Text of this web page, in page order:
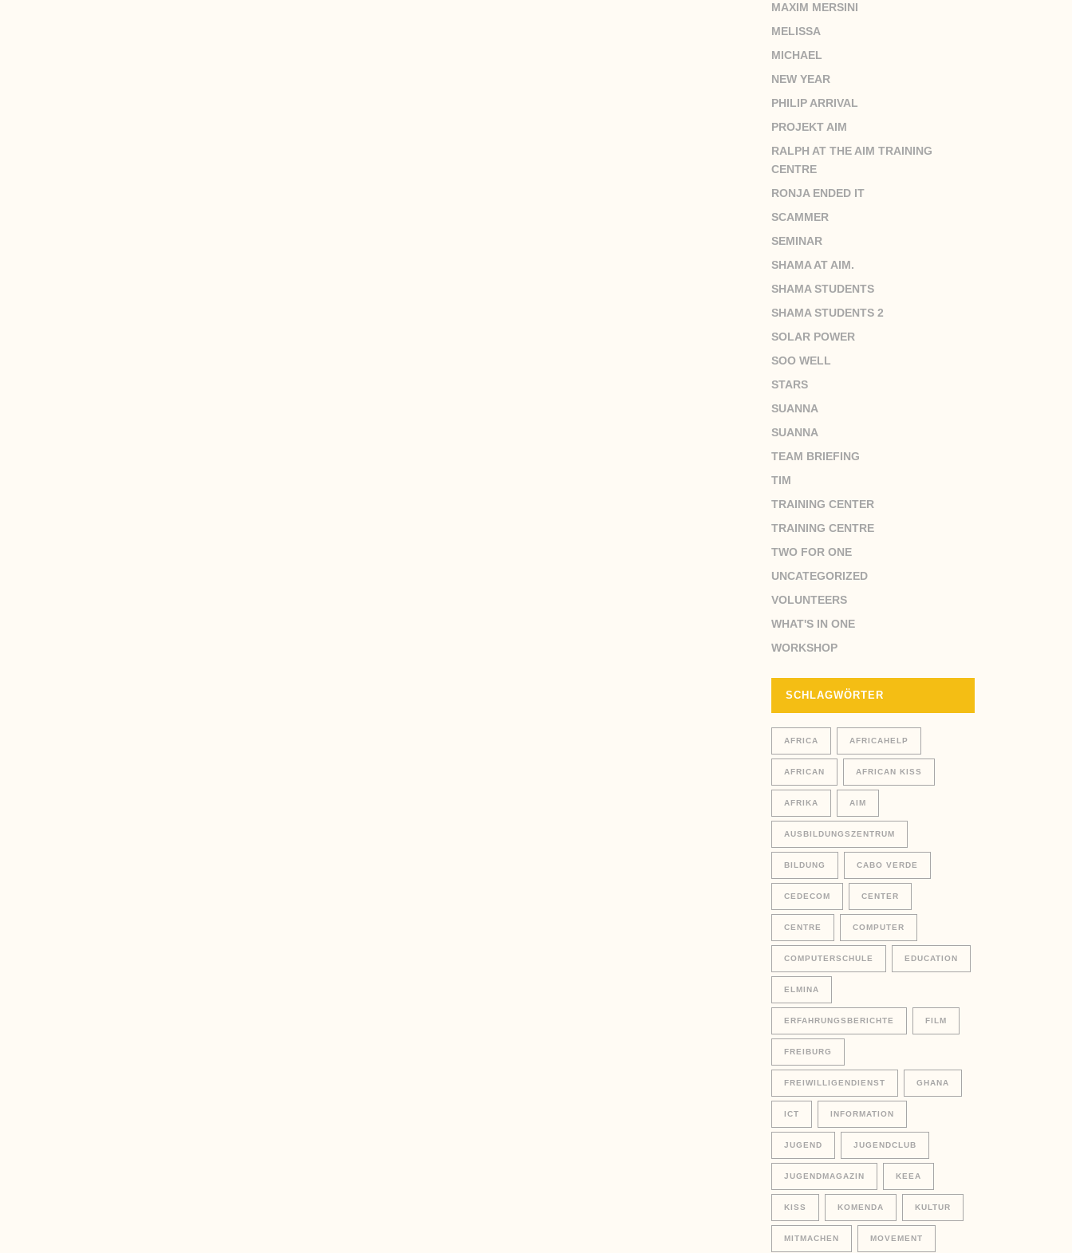
MAXIM MERSINI
MELISSA
MICHAEL
NEW YEAR
PHILIP ARRIVAL
PROJEKT AIM
RALPH AT THE AIM TRAINING
CENTRE
RONJA ENDED IT
SCAMMER
SEMINAR
SHAMA AT AIM.
SHAMA STUDENTS
SHAMA STUDENTS 2
SOLAR POWER
SOO WELL
STARS
SUANNA
SUANNA
TEAM BRIEFING
TIM
TRAINING CENTER
TRAINING CENTRE
TWO FOR ONE
UNCATEGORIZED
VOLUNTEERS
WHAT'S IN ONE
WORKSHOP
SCHLAGWÖRTER
AFRICA AFRICAHELP
AFRICAN AFRICAN KISS
AFRIKA AIM
AUSBILDUNGSZENTRUM
BILDUNG CABO VERDE
CEDECOM CENTER
CENTRE COMPUTER
COMPUTERSCHULE EDUCATION
ELMINA
ERFAHRUNGSBERICHTE FILM
FREIBURG
FREIWILLIGENDIENST GHANA
ICT INFORMATION
JUGEND JUGENDCLUB
JUGENDMAGAZIN KEEA
KISS KOMENDA KULTUR
MITMACHEN MOVEMENT